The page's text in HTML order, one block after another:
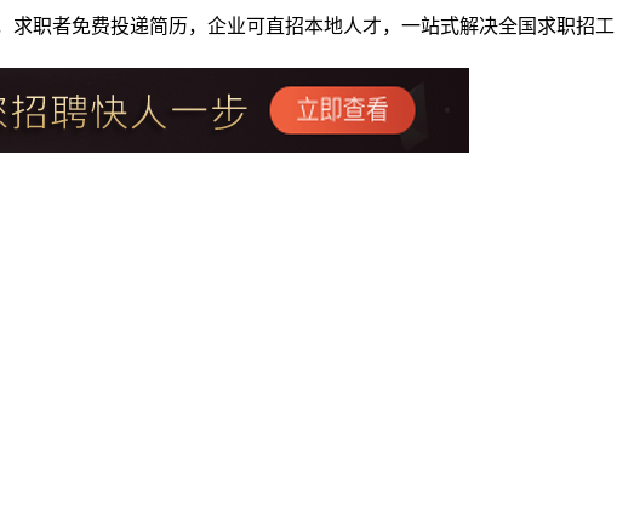
职者免费投递简历，企业可直招本地人才，一站式解决全国求职招工